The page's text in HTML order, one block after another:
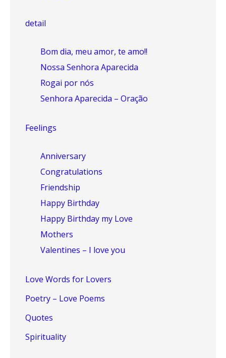
detail
Bom dia, meu amor, te amo!!
Nossa Senhora Aparecida
Rogai por nós
Senhora Aparecida – Oração
Feelings
Anniversary
Congratulations
Friendship
Happy Birthday
Happy Birthday my Love
Mothers
Valentines – I love you
Love Words for Lovers
Poetry – Love Poems
Quotes
Spirituality